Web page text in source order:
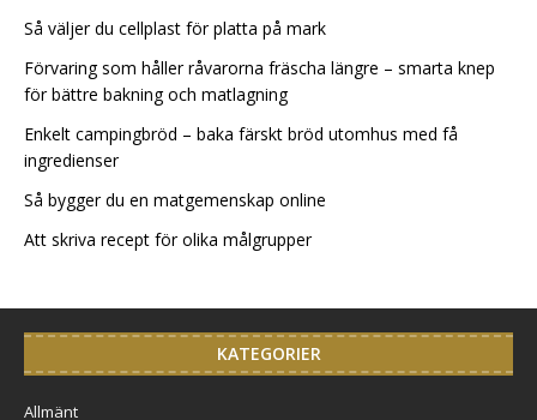
Så väljer du cellplast för platta på mark
Förvaring som håller råvarorna fräscha längre – smarta knep
för bättre bakning och matlagning
Enkelt campingbröd – baka färskt bröd utomhus med få
ingredienser
Så bygger du en matgemenskap online
Att skriva recept för olika målgrupper
KATEGORIER
Allmänt